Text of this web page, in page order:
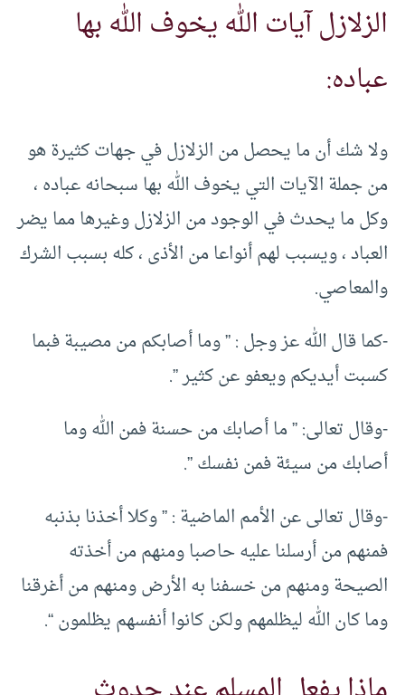
الزلازل آيات الله يخوف الله بها
عباده:
ولا شك أن ما يحصل من الزلازل في جهات كثيرة هو
من جملة الآيات التي يخوف الله بها سبحانه عباده ،
وكل ما يحدث في الوجود من الزلازل وغيرها مما يضر
العباد ، ويسبب لهم أنواعا من الأذى ، كله بسبب الشرك
والمعاصي.
-كما قال الله عز وجل : ” وما أصابكم من مصيبة فبما
كسبت أيديكم ويعفو عن كثير ”.
-وقال تعالى: ” ما أصابك من حسنة فمن الله وما
أصابك من سيئة فمن نفسك ”.
-وقال تعالى عن الأمم الماضية : ” وكلا أخذنا بذنبه
فمنهم من أرسلنا عليه حاصبا ومنهم من أخذته
الصيحة ومنهم من خسفنا به الأرض ومنهم من أغرقنا
وما كان الله ليظلمهم ولكن كانوا أنفسهم يظلمون “.